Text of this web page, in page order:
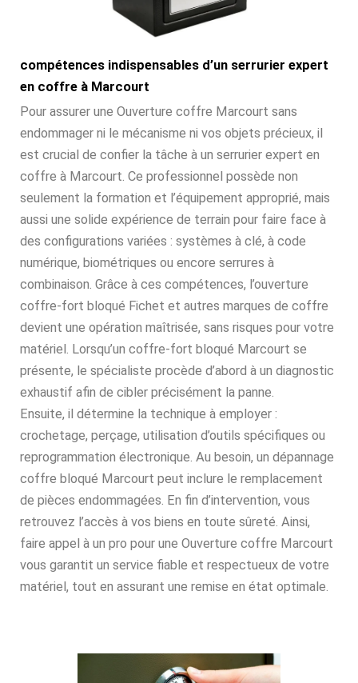
compétences indispensables d’un serrurier expert
en coffre à Marcourt
Pour assurer une Ouverture coffre Marcourt sans
endommager ni le mécanisme ni vos objets précieux, il
est crucial de confier la tâche à un serrurier expert en
coffre à Marcourt. Ce professionnel possède non
seulement la formation et l’équipement approprié, mais
aussi une solide expérience de terrain pour faire face à
des configurations variées : systèmes à clé, à code
numérique, biométriques ou encore serrures à
combinaison. Grâce à ces compétences, l’ouverture
coffre-fort bloqué Fichet et autres marques de coffre
devient une opération maîtrisée, sans risques pour votre
matériel. Lorsqu’un coffre-fort bloqué Marcourt se
présente, le spécialiste procède d’abord à un diagnostic
exhaustif afin de cibler précisément la panne.
Ensuite, il détermine la technique à employer :
crochetage, perçage, utilisation d’outils spécifiques ou
reprogrammation électronique. Au besoin, un dépannage
coffre bloqué Marcourt peut inclure le remplacement
de pièces endommagées. En fin d’intervention, vous
retrouvez l’accès à vos biens en toute sûreté. Ainsi,
faire appel à un pro pour une Ouverture coffre Marcourt
vous garantit un service fiable et respectueux de votre
matériel, tout en assurant une remise en état optimale.